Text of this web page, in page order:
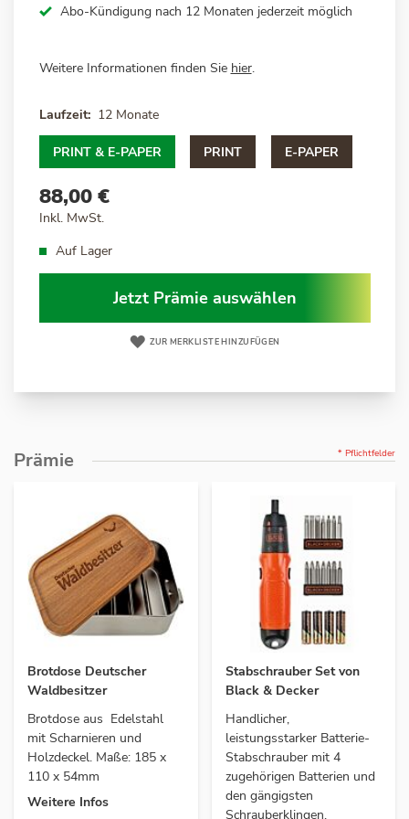
Abo-Kündigung nach 12 Monaten jederzeit möglich
Weitere Informationen finden Sie hier.
Laufzeit 12 Monate
PRINT & E-PAPER PRINT E-PAPER
88,00 €
Inkl. MwSt.
Auf Lager
Jetzt Prämie auswählen
ZUR MERKLISTE HINZUFÜGEN
Prämie
Brotdose Deutscher
Waldbesitzer
Brotdose aus Edelstahl
mit Scharnieren und
Holzdeckel. Maße: 185 x
110 x 54mm
Weitere Infos
Stabschrauber Set von
Black & Decker
Handlicher,
leistungsstarker Batterie-
Stabschrauber mit 4
zugehörigen Batterien und
den gängigsten
Schrauberklingen.
* Pflichtfelder